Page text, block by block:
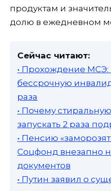
продуктам и
долю в ежедневном
Сейчас читают:
• Прохождение МСЭ:
бессрочную
раза
• Почему
запускать 2 раза
• Пенсию
Соцфонд внезапно
документов
• Путин заявил о